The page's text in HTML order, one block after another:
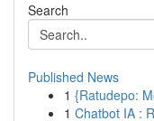
Search
Published News
1 {Ratudepo:
1 Chatbot IA :